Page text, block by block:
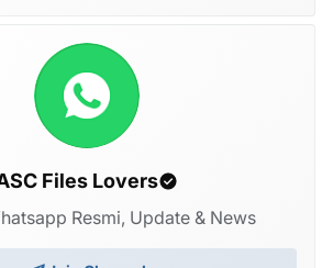
Files Lovers
Resmi, Update & News